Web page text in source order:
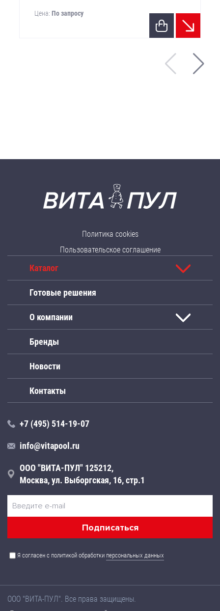
Цена: По запросу
Политика cookies
Пользовательское соглашение
Каталог
Готовые решения
О компании
Бренды
Новости
Контакты
+7 (495) 514-19-07
info@vitapool.ru
ООО "ВИТА-ПУЛ" 125212,
Москва, ул. Выборгская, 16, стр.1
Я согласен с политикой обработки персональных данных
ООО "ВИТА-ПУЛ". Все права защищены.